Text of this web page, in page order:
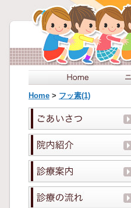
Home > フッ素(1)